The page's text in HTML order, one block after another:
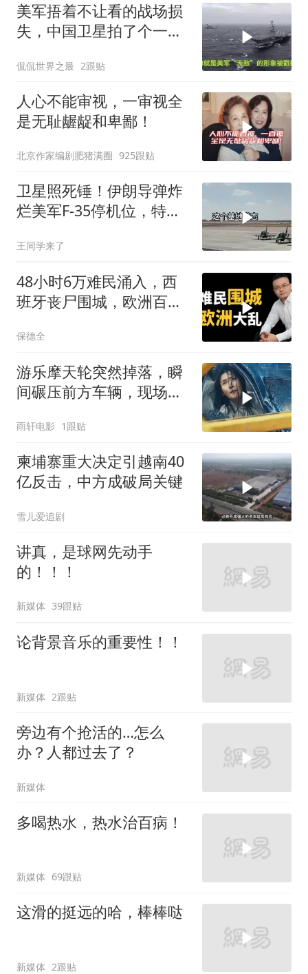
美军捂着不让看的战场损
失，中国卫星拍了个一清
侃侃世界之最 2跟贴
人心不能审视，一审视全
是无耻龌龊和卑鄙！
北京作家编剧肥猪满圈 925跟贴
卫星照死锤！伊朗导弹炸
烂美军F-35停机位，特朗
王同学来了
48小时6万难民涌入，西
班牙丧尸围城，欧洲百年
保德全
游乐摩天轮突然掉落，瞬
间碾压前方车辆，现场状
雨轩电影 1跟贴
柬埔寨重大决定引越南40
亿反击，中方成破局关键
雪儿爱追剧
讲真，是球网先动手
的！！！
新媒体 39跟贴
论背景音乐的重要性！！
新媒体 2跟贴
旁边有个抢活的…怎么
办？人都过去了？
新媒体
多喝热水，热水治百病！
新媒体 69跟贴
这滑的挺远的哈，棒棒哒
新媒体 2跟贴